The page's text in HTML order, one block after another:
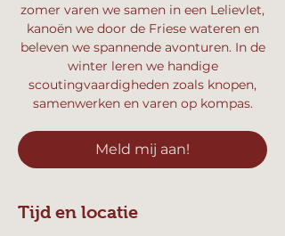
zomer varen we samen in een Lelievlet,
kanoën we door de Friese wateren en
beleven we spannende avonturen. In de
winter leren we handige
scoutingvaardigheden zoals knopen,
samenwerken en varen op kompas.
Meld mij aan!
Tijd en locatie